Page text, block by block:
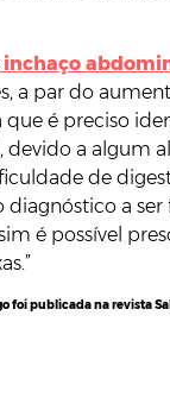
inchaço
a par do
é preciso
devido a algum
de
a
é possível
foi publicada na revista